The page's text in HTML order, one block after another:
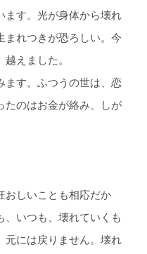
ます。光が身体から壊れ
まれつきが恐ろしい。今
えました。
ます。ふつうの世は、恋
たのはお金が絡み、しが
おしいことも相応だか
、いつも、壊れていくも
元には戻りません。壊れ